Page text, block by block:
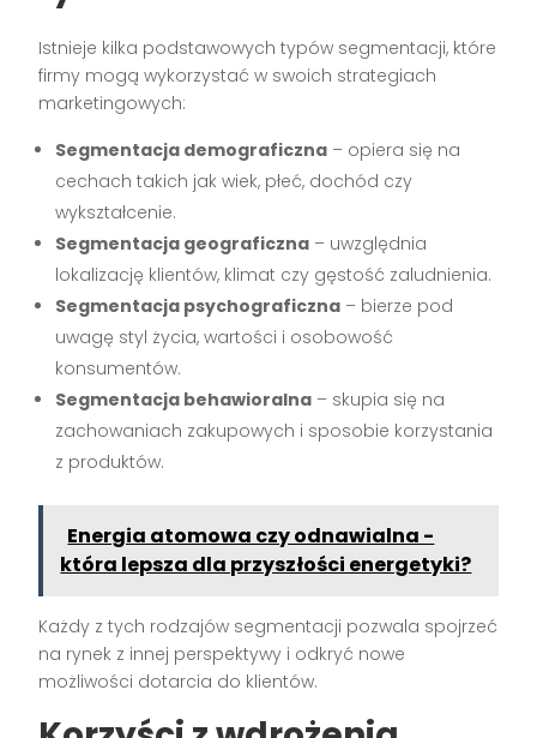
Istnieje kilka podstawowych typów segmentacji, które
firmy mogą wykorzystać w swoich strategiach
marketingowych:
Segmentacja demograficzna – opiera się na
cechach takich jak wiek, płeć, dochód czy
wykształcenie.
Segmentacja geograficzna – uwzględnia
lokalizację klientów, klimat czy gęstość zaludnienia.
Segmentacja psychograficzna – bierze pod
uwagę styl życia, wartości i osobowość
konsumentów.
Segmentacja behawioralna – skupia się na
zachowaniach zakupowych i sposobie korzystania
z produktów.
Energia atomowa czy odnawialna -
która lepsza dla przyszłości energetyki?
Każdy z tych rodzajów segmentacji pozwala spojrzeć
na rynek z innej perspektywy i odkryć nowe
możliwości dotarcia do klientów.